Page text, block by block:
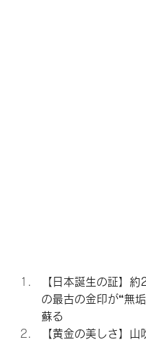
【日本誕生の証】
の最古の金印が“無
蘇る
【黄金の美しさ】山